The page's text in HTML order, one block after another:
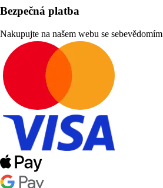
Bezpečná platba
Nakupujte na našem webu se sebevědomím